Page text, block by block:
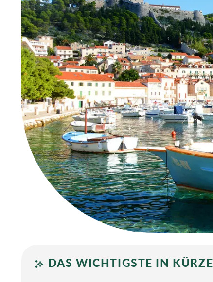
DAS WICHTIGSTE IN KÜRZE